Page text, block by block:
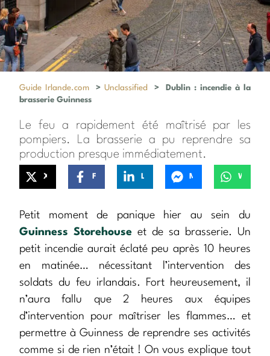
Guide Irlande.com > Unclassified >
Dublin : incendie à la
brasserie Guinness
Le feu a rapidement été maîtrisé par les
pompiers. La brasserie a pu reprendre sa
production presque immédiatement.
Petit moment de panique hier au sein du
Guinness Storehouse et de sa brasserie. Un
petit incendie aurait éclaté peu après 10 heures
en matinée… nécessitant l’intervention des
soldats du feu irlandais. Fort heureusement, il
n’aura fallu que 2 heures aux équipes
d’intervention pour maîtriser les flammes… et
permettre à Guinness de reprendre ses activités
comme si de rien n’était ! On vous explique tout